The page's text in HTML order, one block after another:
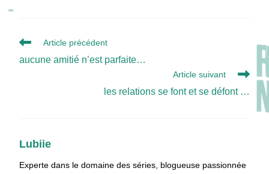
Read
articles
Article précédent
aucune amitié n’est parfaite…
Article suivant
les relations se font et se défont …
Lubiie
Experte dans le domaine des séries, blogueuse passionnée